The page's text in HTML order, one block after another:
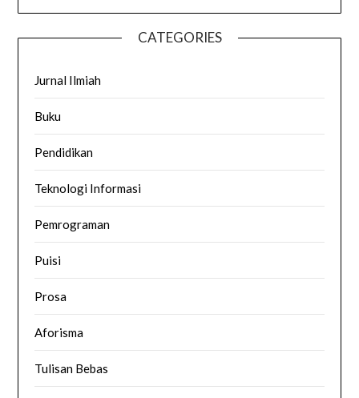
CATEGORIES
Jurnal Ilmiah
Buku
Pendidikan
Teknologi Informasi
Pemrograman
Puisi
Prosa
Aforisma
Tulisan Bebas